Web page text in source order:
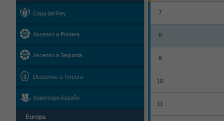
Copa del Rey
Ascenso a Primera
Ascenso a Segunda
Descenso a Tercera
Supercopa España
Europa
7
8
9
10
11